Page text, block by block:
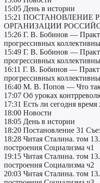
15:05 День в истории
15:21 ПОСТАНОВЛЕНИЕ
ОРГАНИЗАЦИИ
15:26 Г. В. Бобинов —
прогрессивных
15:49 Г. В. Бобинов —
прогрессивных
16:11 Г. В. Бобинов —
прогрессивных
16:40 М. В. Попов — Что
17:07 Об уроках
17:31 Есть ли сегодня время
18:00 Новости
18:05 День в истории
18:20 Постановление 31
18:28 Читая Сталина. том
построения Социализма ч1
19:15 Читая Сталина. том
построения Социализма ч2
20:03 Читая Сталина. том